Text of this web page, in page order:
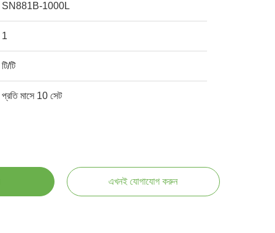
SN881B-1000L
1
টি/টি
প্রতি মাসে 10 সেট
এখনই যোগাযোগ করুন